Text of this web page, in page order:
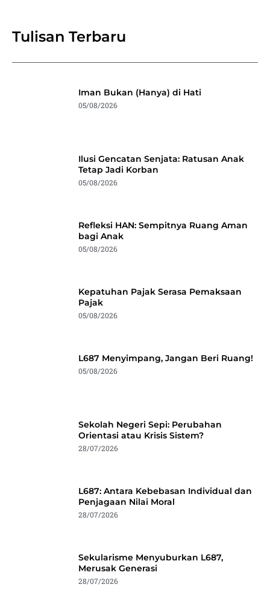
Tulisan Terbaru
Iman Bukan (Hanya) di Hati
05/08/2026
Ilusi Gencatan Senjata: Ratusan Anak
Tetap Jadi Korban
05/08/2026
Refleksi HAN: Sempitnya Ruang Aman
bagi Anak
05/08/2026
Kepatuhan Pajak Serasa Pemaksaan
Pajak
05/08/2026
L687 Menyimpang, Jangan Beri Ruang!
05/08/2026
Sekolah Negeri Sepi: Perubahan
Orientasi atau Krisis Sistem?
28/07/2026
L687: Antara Kebebasan Individual dan
Penjagaan Nilai Moral
28/07/2026
Sekularisme Menyuburkan L687,
Merusak Generasi
28/07/2026